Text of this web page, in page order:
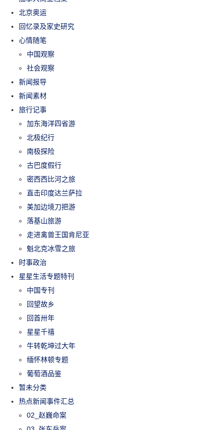
北京奥运
回忆录及家史研究
心情随笔
中国观察
社会观察
新闻报导
新闻素材
旅行记事
加东海洋四省游
北极纪行
南极探险
古巴度假行
密西西比河之旅
直击印度达兰萨拉
美加边境刀把游
落基山旅游
走进禽兽王国肯尼亚
魁北克冰雪之旅
时事政治
星星生活专题特刊
中国专刊
回望故乡
回首卅年
星星千禧
牛转乾坤过大年
缅怀林顿专题
葡萄酒品鉴
暂未分类
热点新闻事件汇总
02_赵巍命案